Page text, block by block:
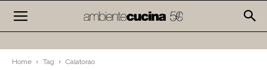
Home Tag Calatorao